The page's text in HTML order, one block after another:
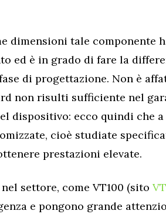
dimensioni tale componente
ed è in grado di fare la
di progettazione. Non è
non risulti sufficiente nel
dispositivo: ecco quindi che a
cioè studiate
prestazioni elevate.
settore, come VT100 (sito
e pongono grande